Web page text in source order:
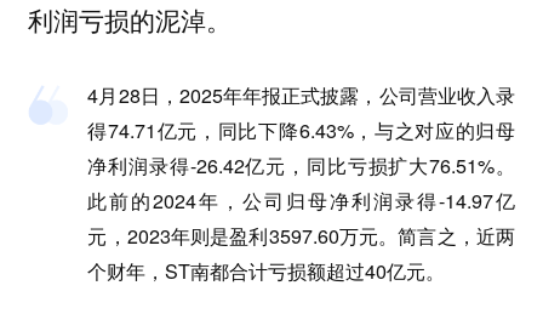
利润亏损的泥淖。
4月28日，2025年年报正式披露，公司营业收入录
得74.71亿元，同比下降6.43%，与之对应的归母
净利润录得-26.42亿元，同比亏损扩大76.51%。
此前的2024年，公司归母净利润录得-14.97亿
元，2023年则是盈利3597.60万元。简言之，近两
个财年，ST南都合计亏损额超过40亿元。